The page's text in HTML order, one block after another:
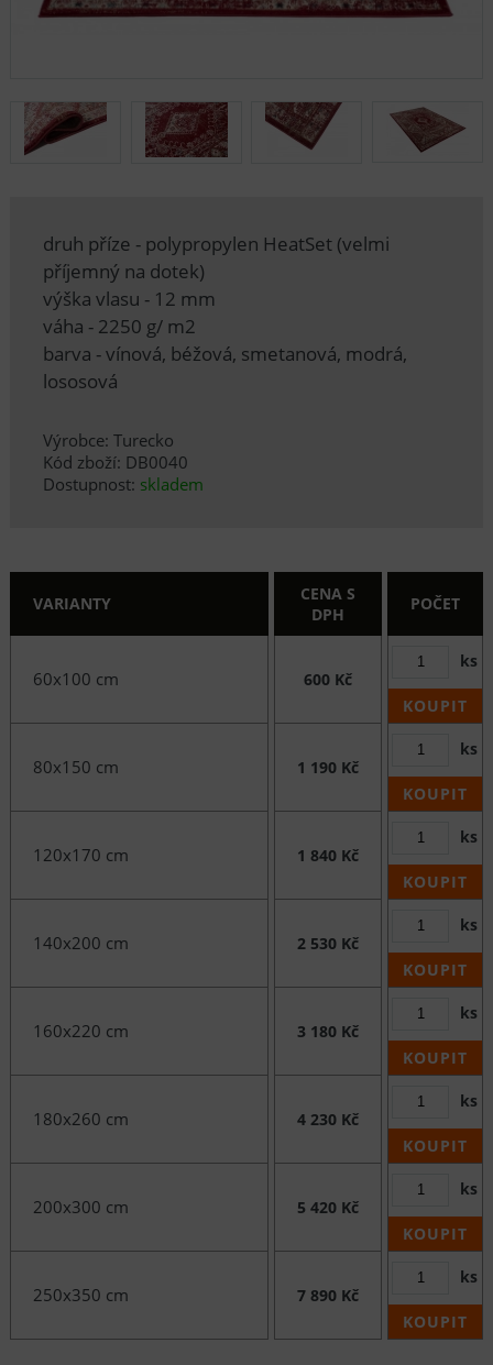
druh příze - polypropylen HeatSet (velmi
příjemný na dotek)
výška vlasu - 12 mm
váha - 2250 g/ m2
barva - vínová, béžová, smetanová, modrá,
lososová
Výrobce: Turecko
Kód zboží: DB0040
Dostupnost: skladem
VARIANTY
CENA S
DPH
POČET
60x100 cm 600 Kč
ks
KOUPIT
80x150 cm 1 190 Kč
ks
KOUPIT
120x170 cm 1 840 Kč
ks
KOUPIT
140x200 cm 2 530 Kč
ks
KOUPIT
160x220 cm 3 180 Kč
ks
KOUPIT
180x260 cm 4 230 Kč
ks
KOUPIT
200x300 cm 5 420 Kč
ks
KOUPIT
250x350 cm 7 890 Kč
ks
KOUPIT